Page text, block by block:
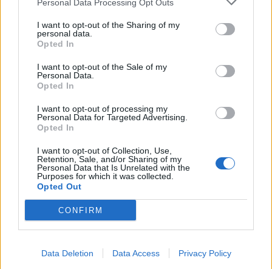
Personal Data Processing Opt Outs
I want to opt-out of the Sharing of my
personal data.
Opted In
I want to opt-out of the Sale of my
Personal Data.
Opted In
I want to opt-out of processing my
Personal Data for Targeted Advertising.
Opted In
I want to opt-out of Collection, Use,
Retention, Sale, and/or Sharing of my
Personal Data that Is Unrelated with the
Purposes for which it was collected.
Opted Out
CONFIRM
Data Deletion Data Access Privacy Policy
mereu utile vrejurile ce dau extra animale!
3 Iun 2026
MicuNicu,bmw123bmw,victorashișialți 9 apreciază asta.
geta_numai_eu
Mare-maestru forum
DW.. a spus:↑
Porcul pusculita e produsul de la atelier de la porc protest
Eu il tin pe luminis ,nu-ldemolez niciodata indiferent ce
event avem, am 2896 DE pusculita !
MicuNicu,bmw123bmw, victorashiși alți 8apreciază asta.